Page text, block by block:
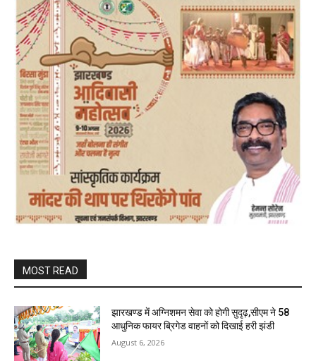
MOST READ
झारखण्ड में अग्निशमन सेवा को होगी सुदृढ़,सीएम ने 58
आधुनिक फायर ब्रिगेड वाहनों को दिखाई हरी झंडी
August 6, 2026